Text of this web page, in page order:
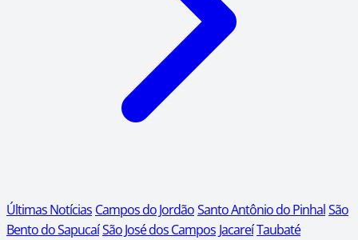
Últimas Notícias Campos do JordãoSanto Antônio do PinhalSão
Bento do SapucaíSão José dos Campos JacareíTaubaté